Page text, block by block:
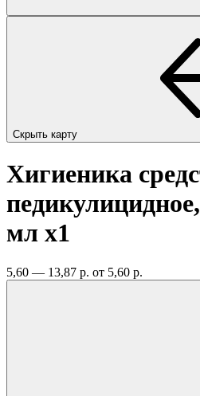
Скрыть карту
Хигиеника
мл x1
5,60 — 13,87 р. от 5,60 р.